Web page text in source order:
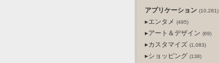
アプリケーション (10,281)
▸エンタメ (495)
▸アート＆デザイン (69)
▸カスタマイズ (1,083)
▸ショッピング (138)